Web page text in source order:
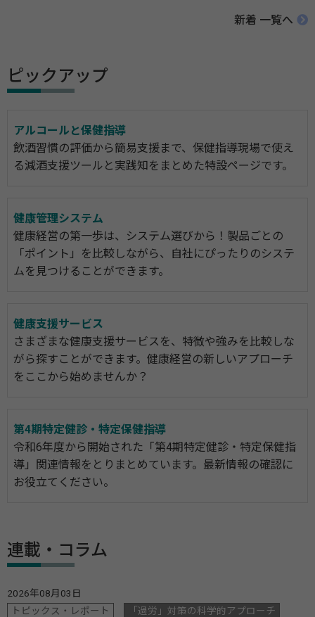
新着 一覧へ
ピックアップ
アルコールと保健指導
飲酒習慣の評価から簡易支援まで、保健指導現場で使え
る減酒支援ツールと実践知をまとめた特設ページです。
健康管理システム
健康経営の第一歩は、システム選びから！製品ごとの
「ポイント」を比較しながら、自社にぴったりのシステ
ムを見つけることができます。
健康支援サービス
さまざまな健康支援サービスを、特徴や強みを比較しな
がら探すことができます。健康経営の新しいアプローチ
をここから始めませんか？
第4期特定健診・特定保健指導
令和6年度から開始された「第4期特定健診・特定保健指
導」関連情報をとりまとめています。最新情報の確認に
お役立てください。
連載・コラム
2026年08月03日
トピックス・レポート
「過労」対策の科学的アプローチ